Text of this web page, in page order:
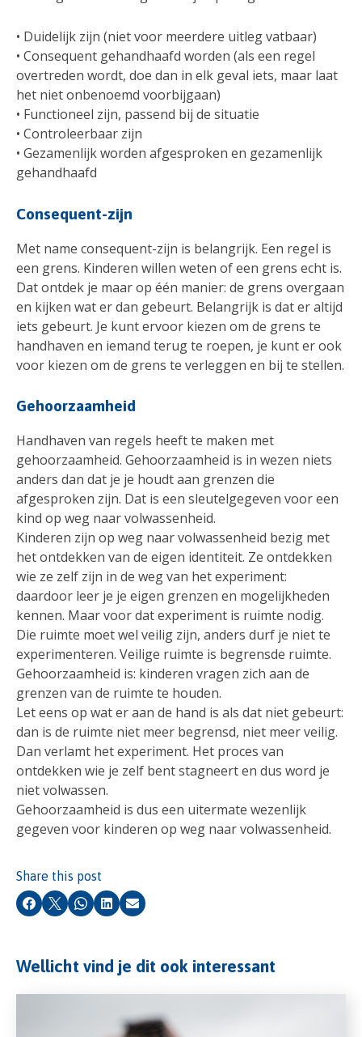
• Duidelijk zijn (niet voor meerdere uitleg vatbaar)
• Consequent gehandhaafd worden (als een regel
overtreden wordt, doe dan in elk geval iets, maar laat
het niet onbenoemd voorbijgaan)
• Functioneel zijn, passend bij de situatie
• Controleerbaar zijn
• Gezamenlijk worden afgesproken en gezamenlijk
gehandhaafd
Consequent-zijn
Met name consequent-zijn is belangrijk. Een regel is
een grens. Kinderen willen weten of een grens echt is.
Dat ontdek je maar op één manier: de grens overgaan
en kijken wat er dan gebeurt. Belangrijk is dat er altijd
iets gebeurt. Je kunt ervoor kiezen om de grens te
handhaven en iemand terug te roepen, je kunt er ook
voor kiezen om de grens te verleggen en bij te stellen.
Gehoorzaamheid
Handhaven van regels heeft te maken met
gehoorzaamheid. Gehoorzaamheid is in wezen niets
anders dan dat je je houdt aan grenzen die
afgesproken zijn. Dat is een sleutelgegeven voor een
kind op weg naar volwassenheid.
Kinderen zijn op weg naar volwassenheid bezig met
het ontdekken van de eigen identiteit. Ze ontdekken
wie ze zelf zijn in de weg van het experiment:
daardoor leer je je eigen grenzen en mogelijkheden
kennen. Maar voor dat experiment is ruimte nodig.
Die ruimte moet wel veilig zijn, anders durf je niet te
experimenteren. Veilige ruimte is begrensde ruimte.
Gehoorzaamheid is: kinderen vragen zich aan de
grenzen van de ruimte te houden.
Let eens op wat er aan de hand is als dat niet gebeurt:
dan is de ruimte niet meer begrensd, niet meer veilig.
Dan verlamt het experiment. Het proces van
ontdekken wie je zelf bent stagneert en dus word je
niet volwassen.
Gehoorzaamheid is dus een uitermate wezenlijk
gegeven voor kinderen op weg naar volwassenheid.
Share this post
Facebook
X Whatsapp
LinkedIn
Email
Wellicht vind je dit ook interessant